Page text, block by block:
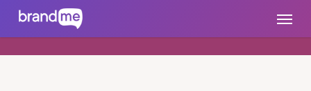
brandme.la Menu